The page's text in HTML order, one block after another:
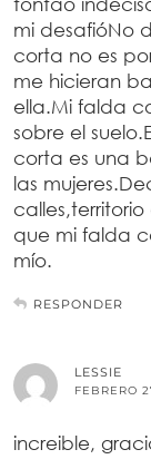
mi desafióNo
corta no es
me hicieran
ella.Mi falda
sobre el
corta es una
las
que mi falda
mío.
RESPONDER
LESSIE
FEBRERO
increible,